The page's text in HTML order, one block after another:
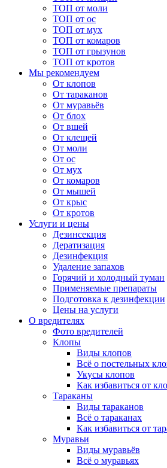
ТОП от моли
ТОП от ос
ТОП от мух
ТОП от комаров
ТОП от грызунов
ТОП от кротов
Мы рекомендуем
От клопов
От тараканов
От муравьёв
От блох
От вшей
От клещей
От моли
От ос
От мух
От комаров
От мышей
От крыс
От кротов
Услуги и цены
Дезинсекция
Дератизация
Дезинфекция
Удаление запахов
Горячий и холодный туман
Применяемые препараты
Подготовка к дезинфекции
Цены на услуги
О вредителях
Фото вредителей
Клопы
Виды клопов
Всё о постельных
Укусы клопов
Как избавиться от
Тараканы
Виды тараканов
Всё о тараканах
Как избавиться от
Муравьи
Виды муравьёв
Всё о муравьях